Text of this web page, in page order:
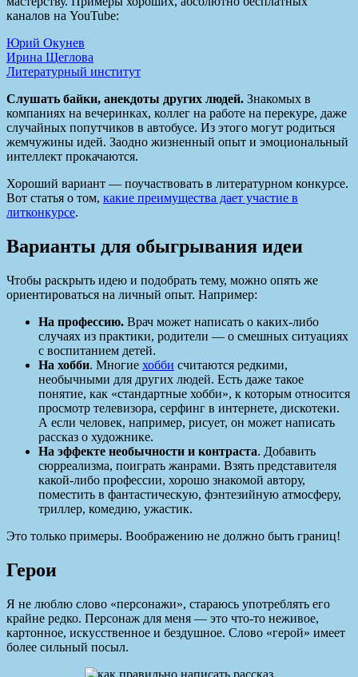
каналов на YouTube:
Юрий Окунев
Ирина Щеглова
Литературный институт
Слушать байки, анекдоты других людей. Знакомых в
компаниях на вечеринках, коллег на работе на перекуре, даже
случайных попутчиков в автобусе. Из этого могут родиться
жемчужины идей. Заодно жизненный опыт и эмоциональный
интеллект прокачаются.
Хороший вариант — поучаствовать в литературном конкурсе.
Вот статья о том, какие преимущества дает участие в
литконкурсе.
Варианты для обыгрывания идеи
Чтобы раскрыть идею и подобрать тему, можно опять же
ориентироваться на личный опыт. Например:
На профессию. Врач может написать о каких-либо
случаях из практики, родители — о смешных ситуациях
с воспитанием детей.
На хобби. Многие хобби считаются редкими,
необычными для других людей. Есть даже такое
понятие, как «стандартные хобби», к которым относится
просмотр телевизора, серфинг в интернете, дискотеки.
А если человек, например, рисует, он может написать
рассказ о художнике.
На эффекте необычности и контраста. Добавить
сюрреализма, поиграть жанрами. Взять представителя
какой-либо профессии, хорошо знакомой автору,
поместить в фантастическую, фэнтезийную атмосферу,
триллер, комедию, ужастик.
Это только примеры. Воображению не должно быть границ!
Герои
Я не люблю слово «персонажи», стараюсь употреблять его
крайне редко. Персонаж для меня — это что-то неживое,
картонное, искусственное и бездушное. Слово «герой» имеет
более сильный посыл.